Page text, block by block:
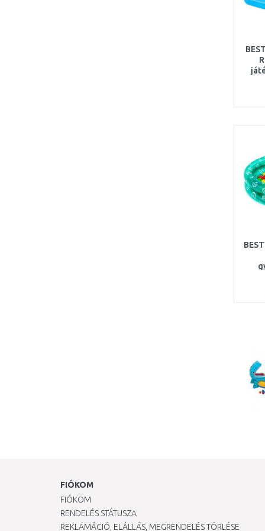
FIÓKOM
FIÓKOM
RENDELÉS STÁTUSZA
REKLAMÁCIÓ, ELÁLLÁS, MEGRENDELÉS TÖRLÉSE